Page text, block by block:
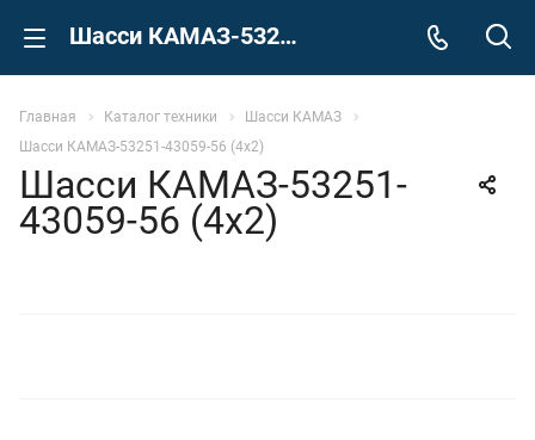
Шасси КАМАЗ-53251-43059-56 (4x2)
Главная Каталог техники
Шасси КАМАЗ
Шасси КАМАЗ-53251-43059-56 (4x2)
Шасси КАМАЗ-53251-
43059-56 (4x2)